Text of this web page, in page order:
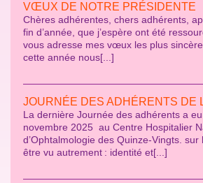
VŒUX DE NOTRE PRÉSIDENTE
Chères adhérentes, chers adhérents,
fin d’année, que j’espère ont été
vous adresse mes vœux les plus
cette année nous[...]
JOURNÉE DES ADHÉRENTS DE
La dernière Journée des adhérents a
novembre 2025 au Centre Hospitalier
d’Ophtalmologie des Quinze-Vingts. sur
être vu autrement : identité et[...]